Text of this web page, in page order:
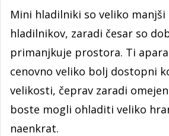
Mini hladilniki so veliko
hladilnikov, zaradi česar so
primanjkuje prostora. Ti
cenovno veliko bolj dostopni
velikosti, čeprav zaradi
boste mogli ohladiti veliko
naenkrat.